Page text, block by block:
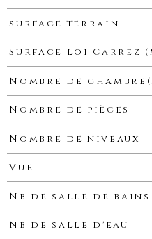
surface terrain
Surface loi Carrez
Nombre de
Nombre de pièces
Nombre de niveaux
Vue
Nb de salle de bains
Nb de salle d'eau